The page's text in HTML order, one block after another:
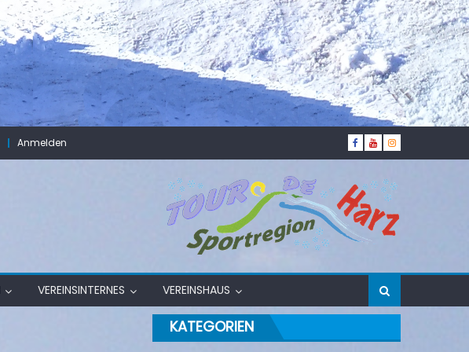
Anmelden
VEREINSINTERNES VEREINSHAUS
KATEGORIEN